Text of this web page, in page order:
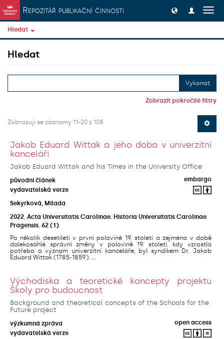
Přeskočit na obsah
Repozitář publikační činnosti
Hledat
Hledat
Vykonat
Zobrazit pokročilé filtry
Zobrazují se záznamy 11-20 z 108
Jakob Eduard Wittak a jeho doba v univerzitní
kanceláři
Jakob Eduard Wittak and his Times in the University Office
původní článek
embargo
vydavatelská verze
Sekyrková, Milada
2022 Acta Universitatis Carolinae. Historia Universitatis Carolinae
Pragensis 62 (1)
Po několik desetiletí v první polovině 19. století a zejména v době
dalekosáhlé správní změny v polovině 19. století, kdy vzrostla
potřeba a význam univerzitní kanceláře, byl syndikem Dr. Jakob
Eduard Wittak (1785-1859). ...
Východiska a teoretické koncepty projektu
Školy pro budoucnost
Background and theoretical concepts of the Schools for the
Future project
výzkumná zpráva
open access
vydavatelská verze